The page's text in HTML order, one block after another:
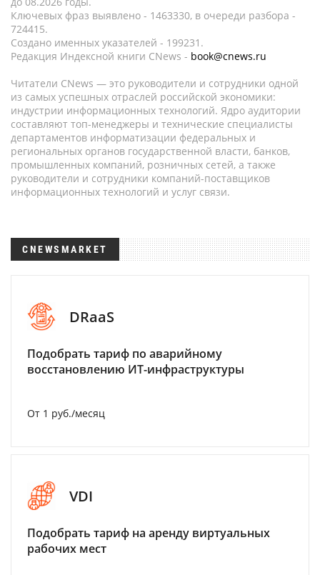
Ключевых фраз выявлено - 1463330, в очереди разбора -
724415.
Создано именных указателей - 199231.
Редакция Индексной книги CNews - book@cnews.ru
Читатели CNews — это руководители и сотрудники одной
из самых успешных отраслей российской экономики:
индустрии информационных технологий. Ядро аудитории
составляют топ-менеджеры и технические специалисты
департаментов информатизации федеральных и
региональных органов государственной власти, банков,
промышленных компаний, розничных сетей, а также
руководители и сотрудники компаний-поставщиков
информационных технологий и услуг связи.
CNEWSMARKET
DRaaS
Подобрать тариф по аварийному
восстановлению ИТ-инфраструктуры
От 1 руб./месяц
VDI
Подобрать тариф на аренду виртуальных
рабочих мест